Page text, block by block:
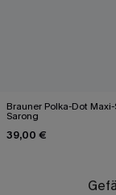
Brauner Polka-Dot
Sarong
39,00 €